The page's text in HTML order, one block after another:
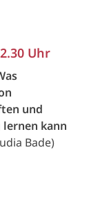
Uhr
und
kann
Bade)